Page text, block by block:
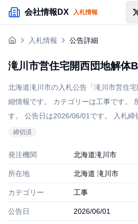
メインコンテンツにスキップ
会社情報DX 入札情報
入札情報
企業検索
入札情報 公告詳細
滝川市営住宅開西団地解体
北海道滝川市の入札公告「滝川市営住
細情報です。 カテゴリーは工事です。
す。 公告日は2026/06/01です。 入札締
締切済
発注機関 北海道滝川市
所在地 北海道 滝川市
カテゴリー 工事
公告日 2026/06/01